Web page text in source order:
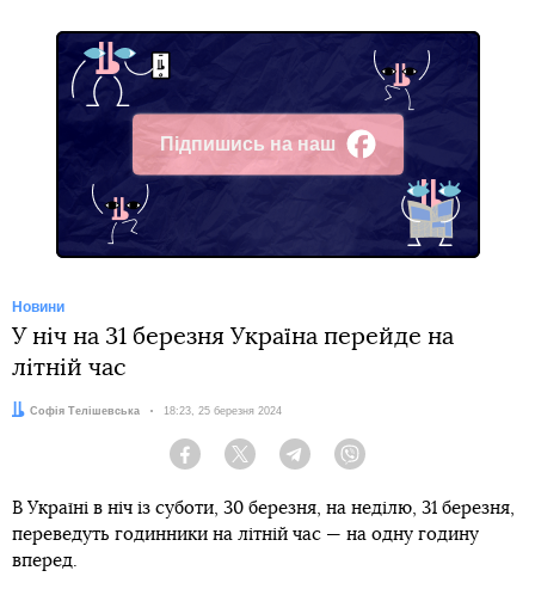
Підпишись на наш
Facebook
Новини
У ніч на 31 березня Україна перейде на
літній час
Автор:
Софія Телішевська Дата:
18:23, 25 березня 2024
Facebook Twitter Telegram
В Україні в ніч із суботи, 30 березня, на неділю, 31 березня,
переведуть годинники на літній час — на одну годину
вперед.